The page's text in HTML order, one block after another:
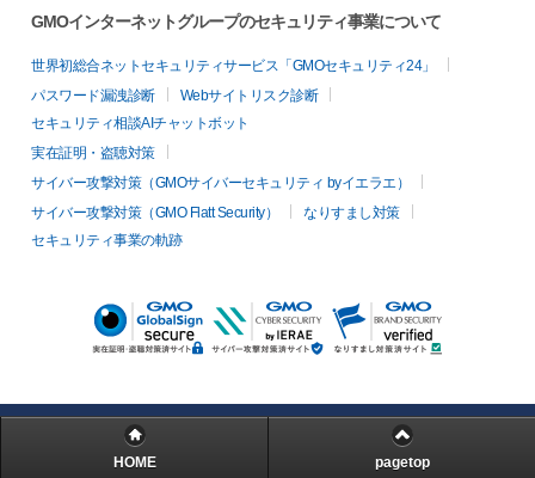
GMOインターネットグループのセキュリティ事業について
世界初総合ネットセキュリティサービス「GMOセキュリティ24」
パスワード漏洩診断
Webサイトリスク診断
セキュリティ相談AIチャットボット
実在証明・盗聴対策
サイバー攻撃対策（GMOサイバーセキュリティ byイエラエ）
サイバー攻撃対策（GMO Flatt Security）
なりすまし対策
セキュリティ事業の軌跡
HOME pagetop